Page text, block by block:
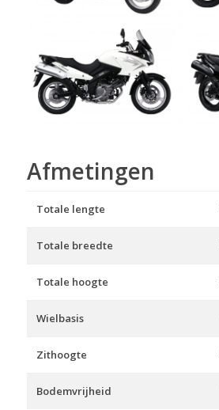
Afmetingen
Totale lengte
Totale breedte
Totale hoogte
Wielbasis
Zithoogte
Bodemvrijheid